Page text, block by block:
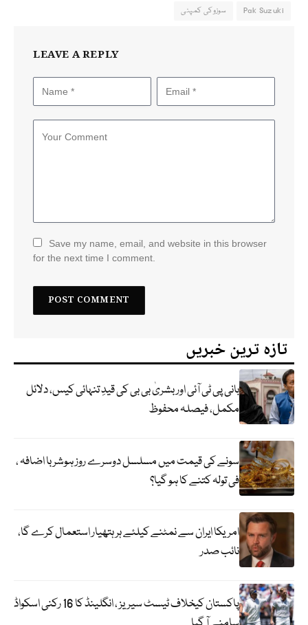
Pak Suzuki سوزوکی کمپنی
LEAVE A REPLY
Save my name, email, and website in this browser
for the next time I comment.
تازہ ترین خبریں
بانی پی ٹی آئی اور بشریٰ بی بی کی قیدِ تنہائی کیس، دلائل
مکمل، فیصلہ محفوظ
سونے کی قیمت میں مسلسل دوسرے روز ہوشربا اضافہ ،
فی تولہ کتنے کا ہو گیا؟
امریکا ایران سے نمٹنے کیلئے ہر ہتھیار استعمال کرے گا،
نائب صدر
پاکستان کیخلاف ٹیسٹ سیریز ، انگلینڈ کا 16 رکنی اسکواڈ